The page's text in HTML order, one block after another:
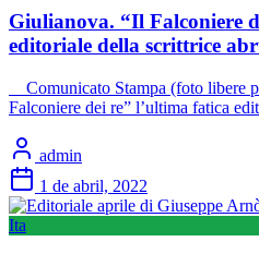
Giulianova. “Il Falconiere
editoriale della scrittrice
Comunicato Stampa (foto libere
Falconiere dei re” l’ultima fatica
admin
1 de abril, 2022
Ita